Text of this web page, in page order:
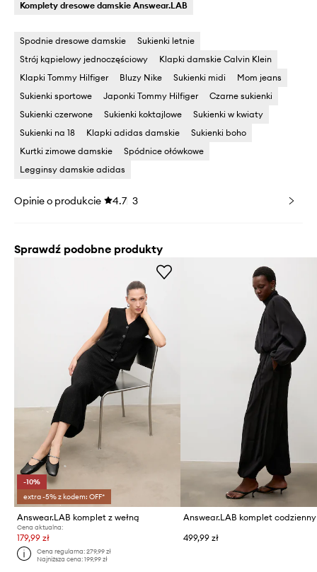
Komplety dresowe damskie Answear.LAB
Spodnie dresowe damskie
Sukienki letnie
Strój kąpielowy jednoczęściowy
Klapki damskie Calvin Klein
Klapki Tommy Hilfiger
Bluzy Nike Sukienki midi
Mom jeans
Sukienki sportowe
Japonki Tommy Hilfiger
Czarne sukienki
Sukienki czerwone
Sukienki koktajlowe
Sukienki w kwiaty
Sukienki na 18
Klapki adidas damskie
Sukienki boho
Kurtki zimowe damskie
Spódnice ołówkowe
Legginsy damskie adidas
Opinie o produkcie 4.7 3
Sprawdź podobne produkty
-10%
extra -5% z kodem: OFF*
Answear.LAB komplet z wełną
Cena aktualna:
179,99 zł
Cena regularna:279,99 zł
Najniższa cena:199,99 zł
499,99 zł